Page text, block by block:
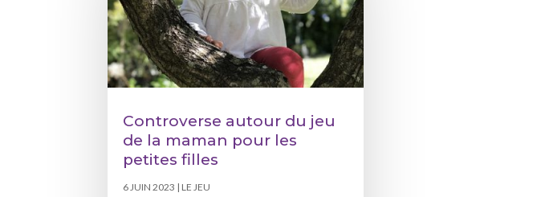
Controverse autour du jeu
de la maman pour les
petites filles
6 JUIN 2023 | LE JEU